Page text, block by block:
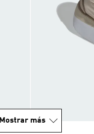
Mostrar más